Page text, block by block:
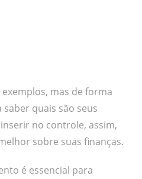
exemplos, mas de forma
quais são seus
no controle, assim,
sobre suas finanças.
é essencial para